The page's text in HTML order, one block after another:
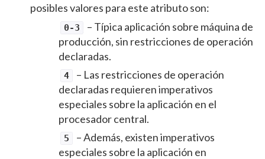
posibles valores para este atributo son:
0-3
– Típica aplicación sobre máquina de
producción, sin restricciones de operación
declaradas.
4
– Las restricciones de operación
declaradas requieren imperativos
especiales sobre la aplicación en el
procesador central.
5
– Además, existen imperativos
especiales sobre la aplicación en